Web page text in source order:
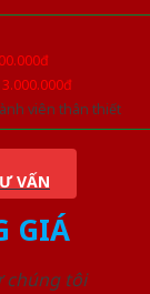
3.000.000đ
viên thân thiết
VẤN
GIÁ
chúng tôi